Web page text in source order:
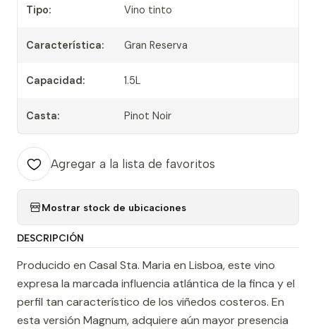
Tipo: Vino tinto
Característica: Gran Reserva
Capacidad: 1.5L
Casta: Pinot Noir
Agregar a la lista de favoritos
Mostrar stock de ubicaciones
DESCRIPCIÓN
Producido en Casal Sta. Maria en Lisboa, este vino
expresa la marcada influencia atlántica de la finca y el
perfil tan característico de los viñedos costeros. En
esta versión Magnum, adquiere aún mayor presencia